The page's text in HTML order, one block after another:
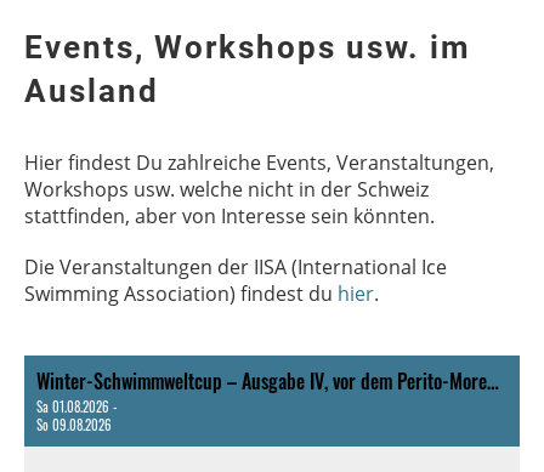
Events, Workshops usw. im
Ausland
Hier findest Du zahlreiche Events, Veranstaltungen,
Workshops usw. welche nicht in der Schweiz
stattfinden, aber von Interesse sein könnten.
Die Veranstaltungen der IISA (International Ice
Swimming Association) findest du hier.
Winter-Schwimmweltcup – Ausgabe IV, vor dem Perito-Moreno-Gletscher
Sa 01.08.2026 -
So 09.08.2026